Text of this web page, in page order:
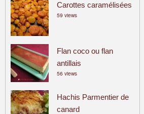
Carottes caramélisées
59 views
Flan coco ou flan
antillais
56 views
Hachis Parmentier de
canard